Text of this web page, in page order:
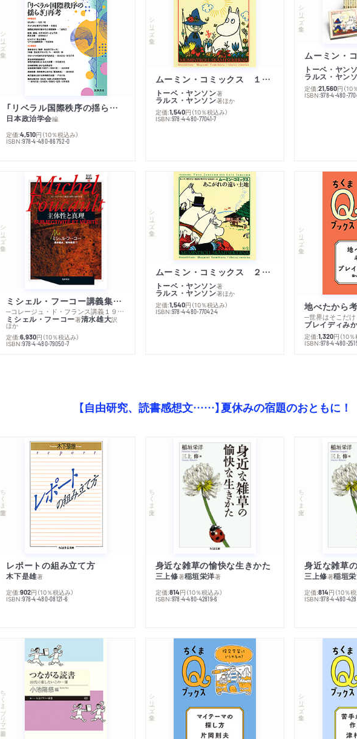
シリーズ・全集
「リベラル国際秩序の揺らぎ」再考 年報政治学２０２６‐Ⅰ
日本政治学会編
定価:4,510円 （10％税込み）
ISBN:978-4-480-86752-0
シリーズ・全集
ムーミン・コミックス １ 黄金のしっぽ
トーベ・ヤンソン著
ラルス・ヤンソン著ほか
定価:1,540円 （10％税込み）
ISBN:978-4-480-77041-7
シリーズ・全集
トーベ・ヤン
ラルス・ヤン
定価:21,560円 （10
ISBN:978-4-480-
シリーズ・全集
ミシェル・フーコー講義集成１０ 主体性と真理
─コレージュ・ド・フランス講義１９８０－１９８１年度
ミシェル・フーコー著清水雄大訳
ほか
定価:6,930円 （10％税込み）
ISBN:978-4-480-79050-7
シリーズ・全集
ムーミン・コミックス ２ あこがれの遠い土地
トーベ・ヤンソン著
ラルス・ヤンソン著ほか
定価:1,540円 （10％税込み）
ISBN:978-4-480-77042-4
シリーズ・全集
地べたから
─世界はそこだ
ブレイディみ
定価:1,320円 （10
ISBN:978-4-480-
【自由研究、読書感想文……】夏休みの宿題のおともに！
ちくま学芸文庫
レポートの組み立て方
木下是雄著
定価:902円 （10％税込み）
ISBN:978-4-480-08121-6
ちくま文庫
身近な雑草の愉快な生きかた
三上修著稲垣栄洋著
定価:814円 （10％税込み）
ISBN:978-4-480-42819-6
ちくま文庫
身近な雑草
三上修著稲垣
定価:814円 （10％
ISBN:978-4-480-
ちくまプリマー新書 シリーズ・全集 シリーズ・全集